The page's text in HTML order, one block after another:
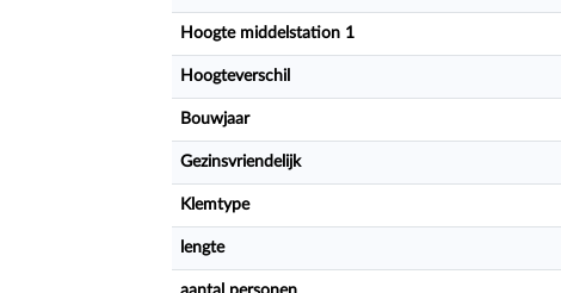
Hoogte middelstation 1
Hoogteverschil
Bouwjaar
Gezinsvriendelijk
Klemtype
lengte